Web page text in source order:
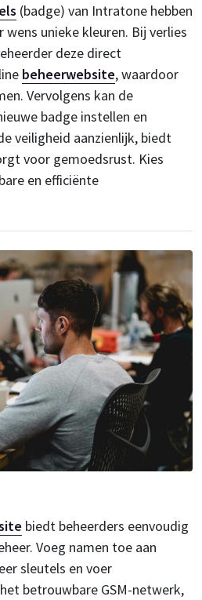
(badge) van Intratone hebben
wens unieke kleuren. Bij verlies
deze direct
beheerwebsite, waardoor
Vervolgens kan de
badge instellen en
veiligheid aanzienlijk, biedt
voor gemoedsrust. Kies
en efficiënte
biedt beheerders eenvoudig
Voeg namen toe aan
sleutels en voer
betrouwbare GSM-netwerk,